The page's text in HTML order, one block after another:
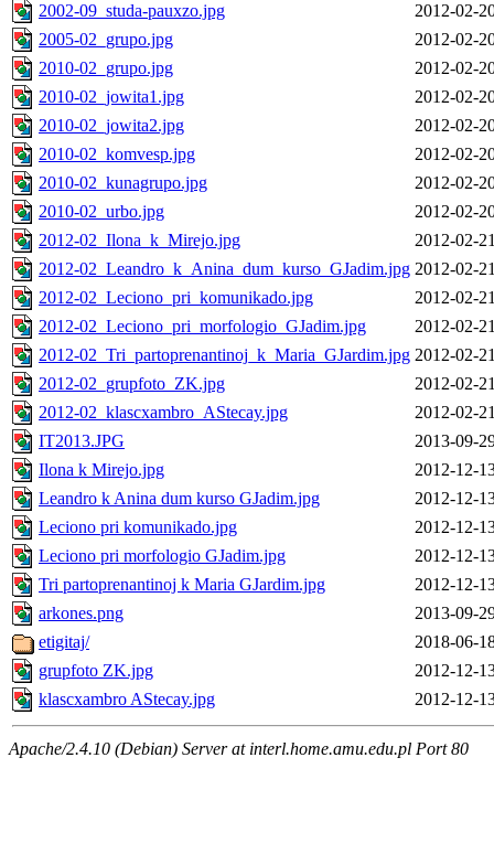
2002-09_studa-pauxzo.jpg
2012-02-
2005-02_grupo.jpg
2012-02-
2010-02_grupo.jpg
2012-02-
2010-02_jowita1.jpg
2012-02-
2010-02_jowita2.jpg
2012-02-
2010-02_komvesp.jpg
2012-02-
2010-02_kunagrupo.jpg
2012-02-
2010-02_urbo.jpg
2012-02-
2012-02_Ilona_k_Mirejo.jpg
2012-02-
2012-02_Leandro_k_Anina_dum_kurso_GJadim.jpg 2012-02-
2012-02_Leciono_pri_komunikado.jpg
2012-02-
2012-02_Leciono_pri_morfologio_GJadim.jpg
2012-02-
2012-02_Tri_partoprenantinoj_k_Maria_GJardim.jpg 2012-02-
2012-02_grupfoto_ZK.jpg
2012-02-
2012-02_klascxambro_AStecay.jpg
2012-02-
IT2013.JPG
2013-09-
Ilona k Mirejo.jpg
2012-12-
Leandro k Anina dum kurso GJadim.jpg
2012-12-
Leciono pri komunikado.jpg
2012-12-
Leciono pri morfologio GJadim.jpg
2012-12-
Tri partoprenantinoj k Maria GJardim.jpg
2012-12-
arkones.png
2013-09-
etigitaj/
2018-06-
grupfoto ZK.jpg
2012-12-
klascxambro AStecay.jpg
2012-12-
Apache/2.4.10 (Debian) Server at interl.home.amu.edu.pl Port 80